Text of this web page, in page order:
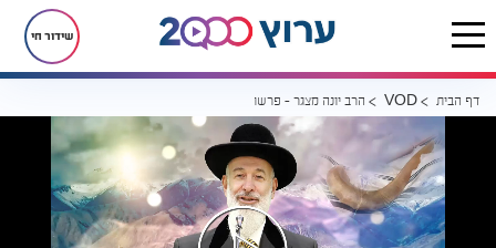
שידור חי
דף הבית VOD הרב יונה מצגר - פרשת בהר